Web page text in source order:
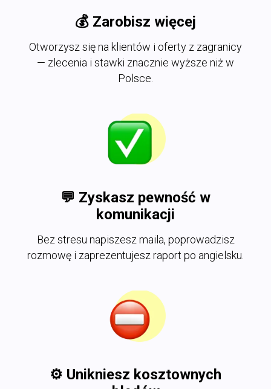
💰 Zarobisz więcej
Otworzysz się na klientów i oferty z zagranicy
— zlecenia i stawki znacznie wyższe niż w
Polsce.
💬 Zyskasz pewność w
komunikacji
Bez stresu napiszesz maila, poprowadzisz
rozmowę i zaprezentujesz raport po angielsku.
⚙️ Unikniesz kosztownych